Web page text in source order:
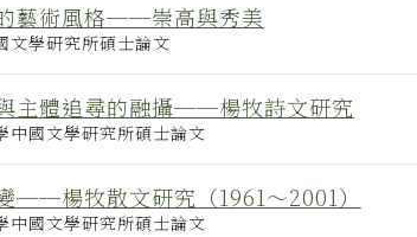
藝術風格──崇高與秀美
文學研究所碩士論文
主體追尋的融攝──楊牧詩文研究
中國文學研究所碩士論文
──楊牧散文研究（1961～2001）
中國文學研究所碩士論文